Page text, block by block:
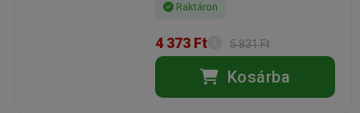
Raktáron
4 373 Ft 5 831 Ft
Kosárba